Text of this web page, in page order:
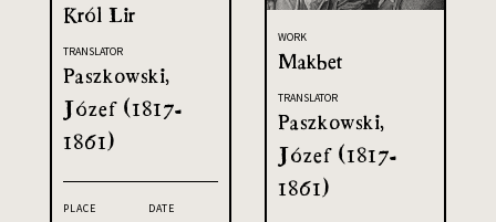
Król Lir
TRANSLATOR
Paszkowski,
Józef (1817-
1861)
PLACE
DATE
WORK
Makbet
TRANSLATOR
Paszkowski,
Józef (1817-
1861)